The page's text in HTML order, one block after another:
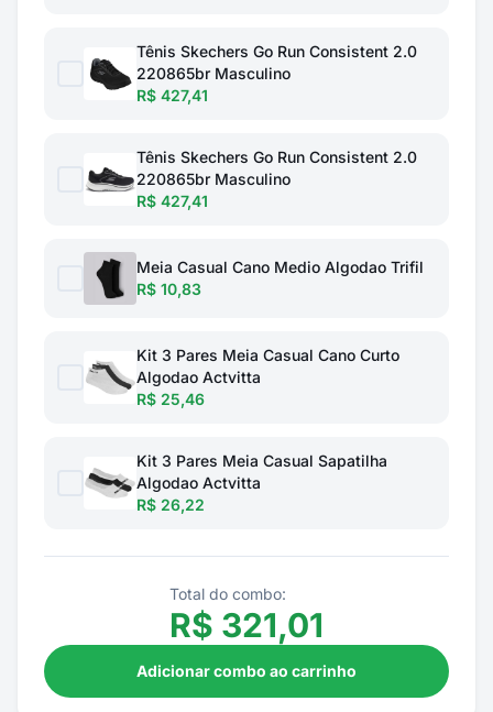
Tênis Skechers Go Run Consistent 2.0
220865br Masculino
R$ 427,41
Tênis Skechers Go Run Consistent 2.0
220865br Masculino
R$ 427,41
Meia Casual Cano Medio Algodao Trifil
R$ 10,83
Kit 3 Pares Meia Casual Cano Curto
Algodao Actvitta
R$ 25,46
Kit 3 Pares Meia Casual Sapatilha
Algodao Actvitta
R$ 26,22
Total do combo:
R$ 321,01
Adicionar combo ao carrinho